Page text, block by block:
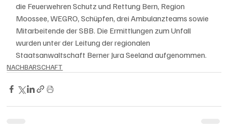
die Feuerwehren Schutz und Rettung Bern, Region
Moossee, WEGRO, Schüpfen, drei Ambulanzteams sowie
Mitarbeitende der SBB. Die Ermittlungen zum Unfall
wurden unter der Leitung der regionalen
Staatsanwaltschaft Berner Jura Seeland aufgenommen.
NACHBARSCHAFT